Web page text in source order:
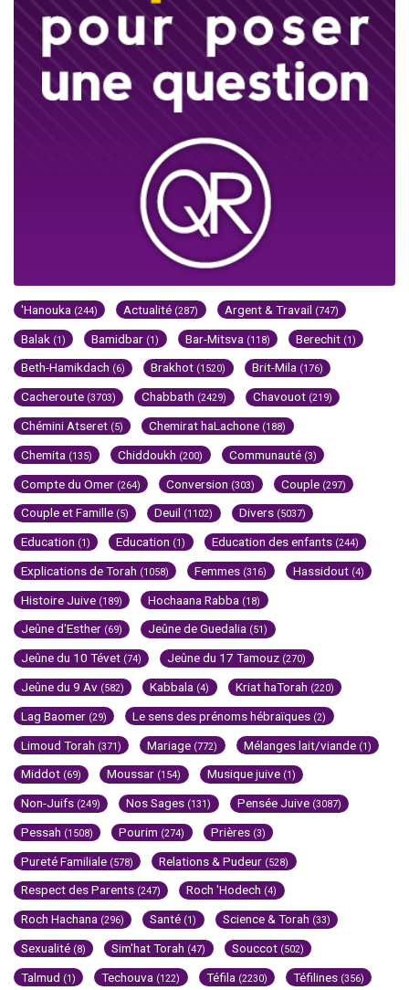
'Hanouka (244) Actualité (287) Argent & Travail (747)
Balak (1) Bamidbar (1) Bar-Mitsva (118) Berechit (1)
Beth-Hamikdach (6) Brakhot (1520) Brit-Mila (176)
Cacheroute (3703) Chabbath (2429) Chavouot (219)
Chémini Atseret (5) Chemirat haLachone (188)
Chemita (135) Chiddoukh (200) Communauté (3)
Compte du Omer (264) Conversion (303) Couple (297)
Couple et Famille (5) Deuil (1102) Divers (5037)
Education (1) Education (1) Education des enfants (244)
Explications de Torah (1058) Femmes (316) Hassidout (4)
Histoire Juive (189) Hochaana Rabba (18)
Jeûne d'Esther (69) Jeûne de Guedalia (51)
Jeûne du 10 Tévet (74) Jeûne du 17 Tamouz (270)
Jeûne du 9 Av (582) Kabbala (4) Kriat haTorah (220)
Lag Baomer (29) Le sens des prénoms hébraïques (2)
Limoud Torah (371) Mariage (772) Mélanges lait/viande (1)
Middot (69) Moussar (154) Musique juive (1)
Non-Juifs (249) Nos Sages (131) Pensée Juive (3087)
Pessah (1508) Pourim (274) Prières (3)
Pureté Familiale (578) Relations & Pudeur (528)
Respect des Parents (247) Roch 'Hodech (4)
Roch Hachana (296) Santé (1) Science & Torah (33)
Sexualité (8) Sim'hat Torah (47) Souccot (502)
Talmud (1) Techouva (122) Téfila (2230) Téfilines (356)